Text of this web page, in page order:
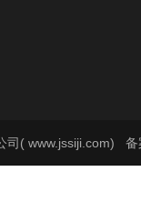
司( www.jssiji.com) 备